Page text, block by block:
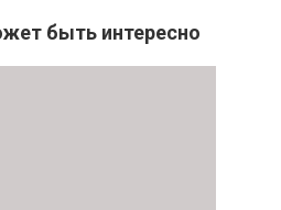
быть интересно